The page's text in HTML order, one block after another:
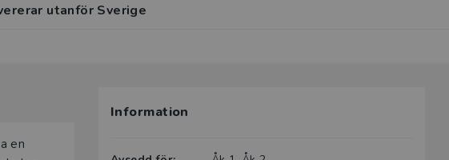
utanför Sverige
en
Information